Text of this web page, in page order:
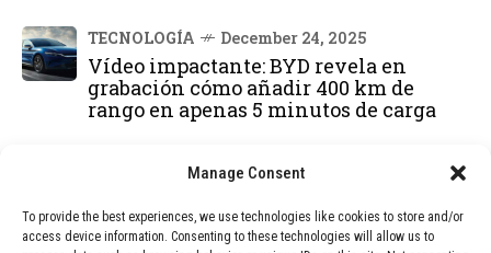
Manage Consent
To provide the best experiences, we use technologies like cookies to store and/or
access device information. Consenting to these technologies will allow us to
TECNOLOGÍA December 24, 2025
Vídeo impactante: BYD revela en
grabación cómo añadir 400 km de
rango en apenas 5 minutos de carga
TECNOLOGÍA February 9, 2026
ruedas todo terreno: este scooter cuesta
solo 300 euros y representa una